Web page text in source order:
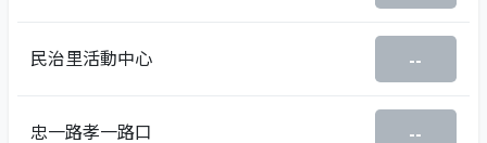
民治里活動中心 --
忠一路孝一路口 --